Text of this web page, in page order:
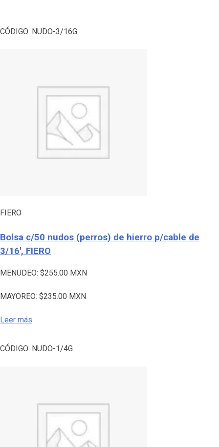
CÓDIGO: NUDO-3/16G
FIERO
Bolsa c/50 nudos (perros) de hierro p/cable de
3/16′, FIERO
MENUDEO: $255.00 MXN
MAYOREO: $235.00 MXN
Leer más
CÓDIGO: NUDO-1/4G